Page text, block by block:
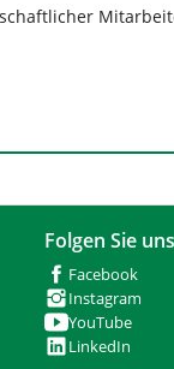
Folgen Sie
Facebook
Instagram
YouTube
LinkedIn